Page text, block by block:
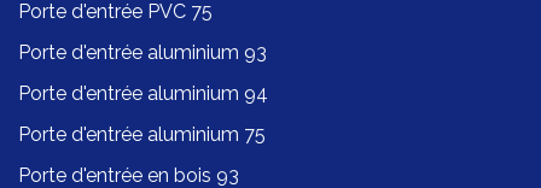
Porte d'entrée PVC 75
Porte d'entrée aluminium 93
Porte d'entrée aluminium 94
Porte d'entrée aluminium 75
Porte d'entrée en bois 93